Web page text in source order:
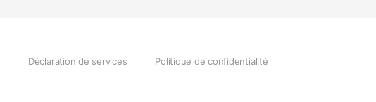
Déclaration de services Politique de confidentialité